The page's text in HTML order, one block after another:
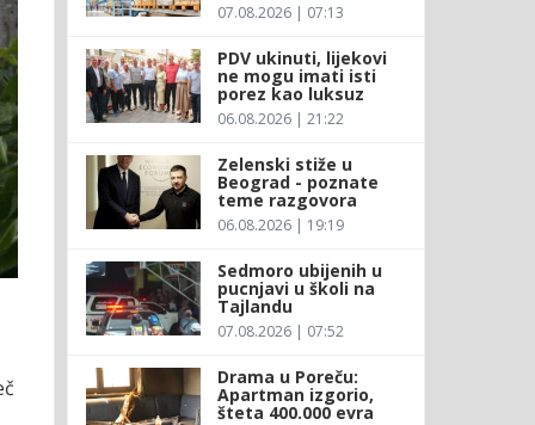
07.08.2026 | 07:13
PDV ukinuti, lijekovi
ne mogu imati isti
porez kao luksuz
06.08.2026 | 21:22
Zelenski stiže u
Beograd - poznate
teme razgovora
06.08.2026 | 19:19
Sedmoro ubijenih u
pucnjavi u školi na
Tajlandu
07.08.2026 | 07:52
Drama u Poreču:
Apartman izgorio,
šteta 400.000 evra